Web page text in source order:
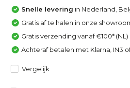
Snelle levering in Nederland,
Gratis af te halen in onze
Gratis verzending vanaf €100* (NL)
Achteraf betalen met Klarna, IN3
Vergelijk